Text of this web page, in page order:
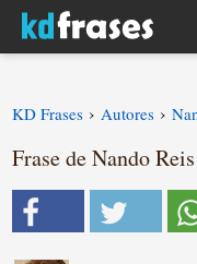
KD Frases › Autores ›
Frase de Nando Reis